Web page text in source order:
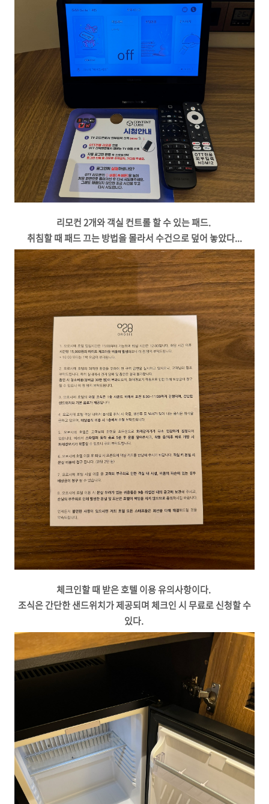
리모컨 2개와 객실 컨트롤 할 수 있는 패드.
취침할 때 패드 끄는 방법을 몰라서 수건으로 덮어 놓았다...
체크인할 때 받은 호텔 이용 유의사항이다.
조식은 간단한 샌드위치가 제공되며 체크인 시 무료로 신청할 수
있다.